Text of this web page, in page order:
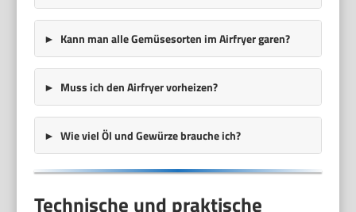
Kann man alle Gemüsesorten im Airfryer garen?
Muss ich den Airfryer vorheizen?
Wie viel Öl und Gewürze brauche ich?
Technische und praktische